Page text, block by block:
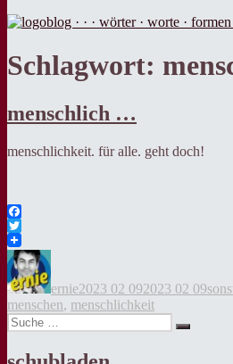
Schlagwort:
menschlich …
menschlichkeit. für alle. geht doch!
Facebook
Twitter
ernie2023 02 092023 02 09
menschen, menschlichkeit
Suche
nach:
Suche